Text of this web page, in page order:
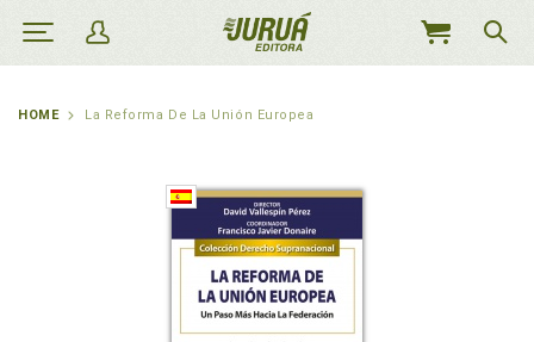
MEU
HOME La Reforma De La Unión Europea